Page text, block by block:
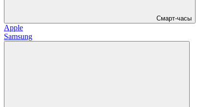
Смарт-часы
Apple
Samsung